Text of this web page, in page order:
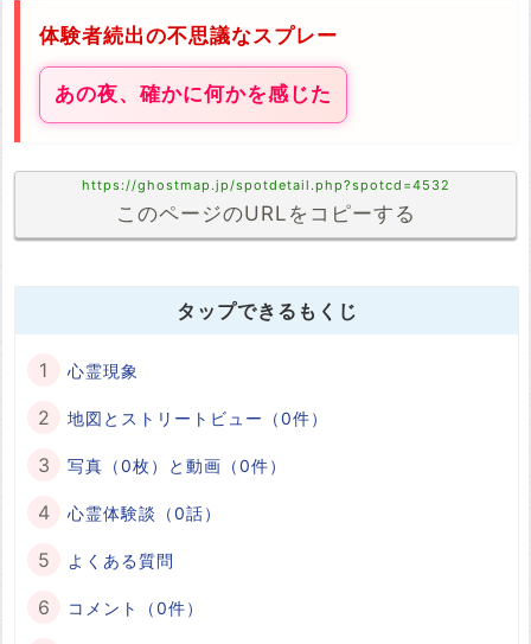
体験者続出の不思議なスプレー
あの夜、確かに何かを感じた
https://ghostmap.jp/spotdetail.php?spotcd=4532
このページのURLをコピーする
タップできるもくじ
心霊現象
地図とストリートビュー（0件）
写真（0枚）と動画（0件）
心霊体験談（0話）
よくある質問
コメント（0件）